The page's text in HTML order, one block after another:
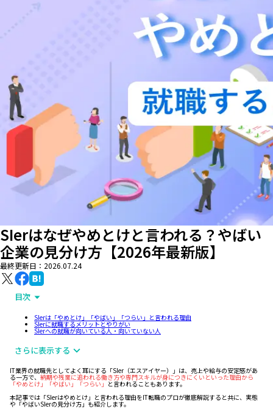
SIerはなぜやめとけと言われる？やばい
企業の見分け方【2026年最新版】
最終更新日： 2026.07.24
目次
SIerは「やめとけ」「やばい」「つらい」と言われる理由
SIerに就職するメリットとやりがい
SIerへの就職が向いている人・向いていない人
さらに表示する
IT業界の就職先としてよく耳にする「SIer（エスアイヤー）」は、売上や給与の安定感があ
る一方で、 納期や残業に追われる働き方や専門スキルが身につきにくいといった理由から
「やめとけ」「やばい」「つらい」 と言われることもあります。
本記事では「SIerはやめとけ」と言われる理由をIT転職のプロが徹底解説すると共に、実態
や「やばいSIerの見分け方」も紹介します。